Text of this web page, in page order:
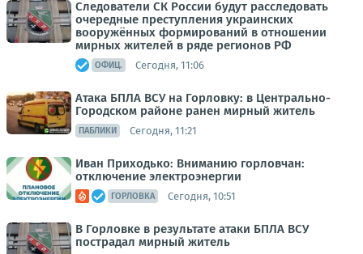
Следователи СК России будут расследовать
очередные преступления украинских
вооружённых формирований в отношении
мирных жителей в ряде регионов РФ
ОФИЦ. Сегодня, 11:06
Атака БПЛА ВСУ на Горловку: в Центрально-
Городском районе ранен мирный житель
ПАБЛИКИ Сегодня, 11:21
Иван Приходько: Вниманию горловчан:
отключение электроэнергии
ГОРЛОВКА Сегодня, 10:51
В Горловке в результате атаки БПЛА ВСУ
пострадал мирный житель